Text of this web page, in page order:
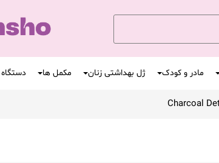
مادر و کودک ژل بهداشتی زنان مکمل ها